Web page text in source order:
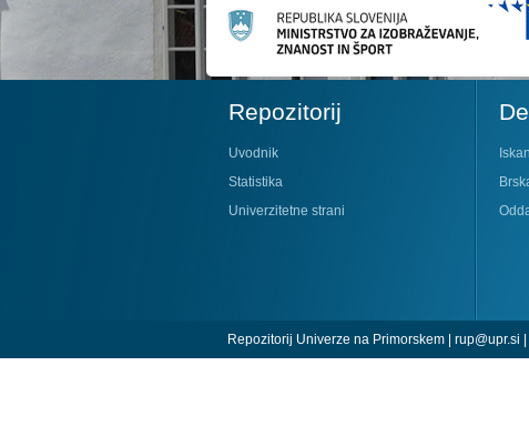
Repozitorij
Uvodnik
Statistika
Univerzitetne strani
Repozitorij Univerze na Primorskem | rup@upr.si |